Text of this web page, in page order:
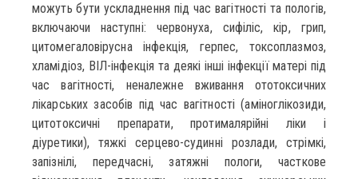
можуть бути ускладнення під час вагітності та пологів,
включаючи наступні: червонуха, сифіліс, кір, грип,
цитомегаловірусна інфекція, герпес, токсоплазмоз,
хламідіоз, ВІЛ-інфекція та деякі інші інфекції матері під
час вагітності, неналежне вживання ототоксичних
лікарських засобів під час вагітності (аміноглікозиди,
цитотоксичні препарати, протималярійні ліки і
діуретики), тяжкі серцево-судинні розлади, стрімкі,
запізнілі, передчасні, затяжні пологи, часткове